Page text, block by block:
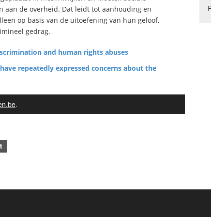
aan de overheid. Dat leidt tot aanhouding en
op basis van de uitoefening van hun geloof,
gedrag.
and human rights abuses
repeatedly expressed concerns about the
.